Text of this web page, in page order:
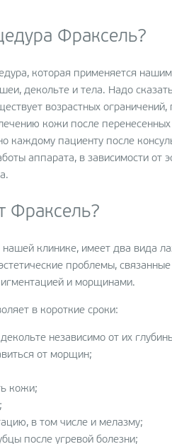
Фраксель?
которая применяется
декольте и тела. Надо
возрастных ограничений,
кожи после
каждому пациенту после
аппарата, в зависимости от
Фраксель?
клинике, имеет два вида
проблемы, связанные
и морщинами.
в короткие сроки:
независимо от их
от морщин;
кожи;
в том числе и мелазму;
после угревой болезни;